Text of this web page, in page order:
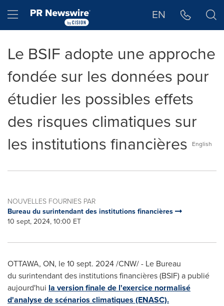
Hamburger menu EN
Le BSIF adopte une approche
fondée sur les données pour
étudier les possibles effets
des risques climatiques sur
les institutions financières
English
NOUVELLES FOURNIES PAR
Bureau du surintendant des institutions financières
10 sept, 2024, 10:00 ET
OTTAWA, ON, le10 sept. 2024/CNW/ - Le Bureau
du surintendant des institutions financières (BSIF) a publié
aujourd'hui la version finale de l'exercice normalisé
d'analyse de scénarios climatiques (ENASC).